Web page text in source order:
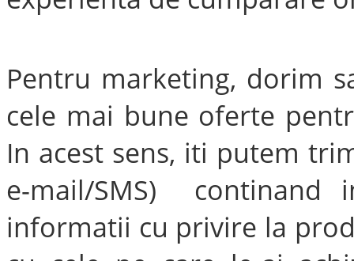
Pentru marketing, dorim
cele mai bune oferte
In acest sens, iti putem
e-mail/SMS) continand
informatii cu privire la